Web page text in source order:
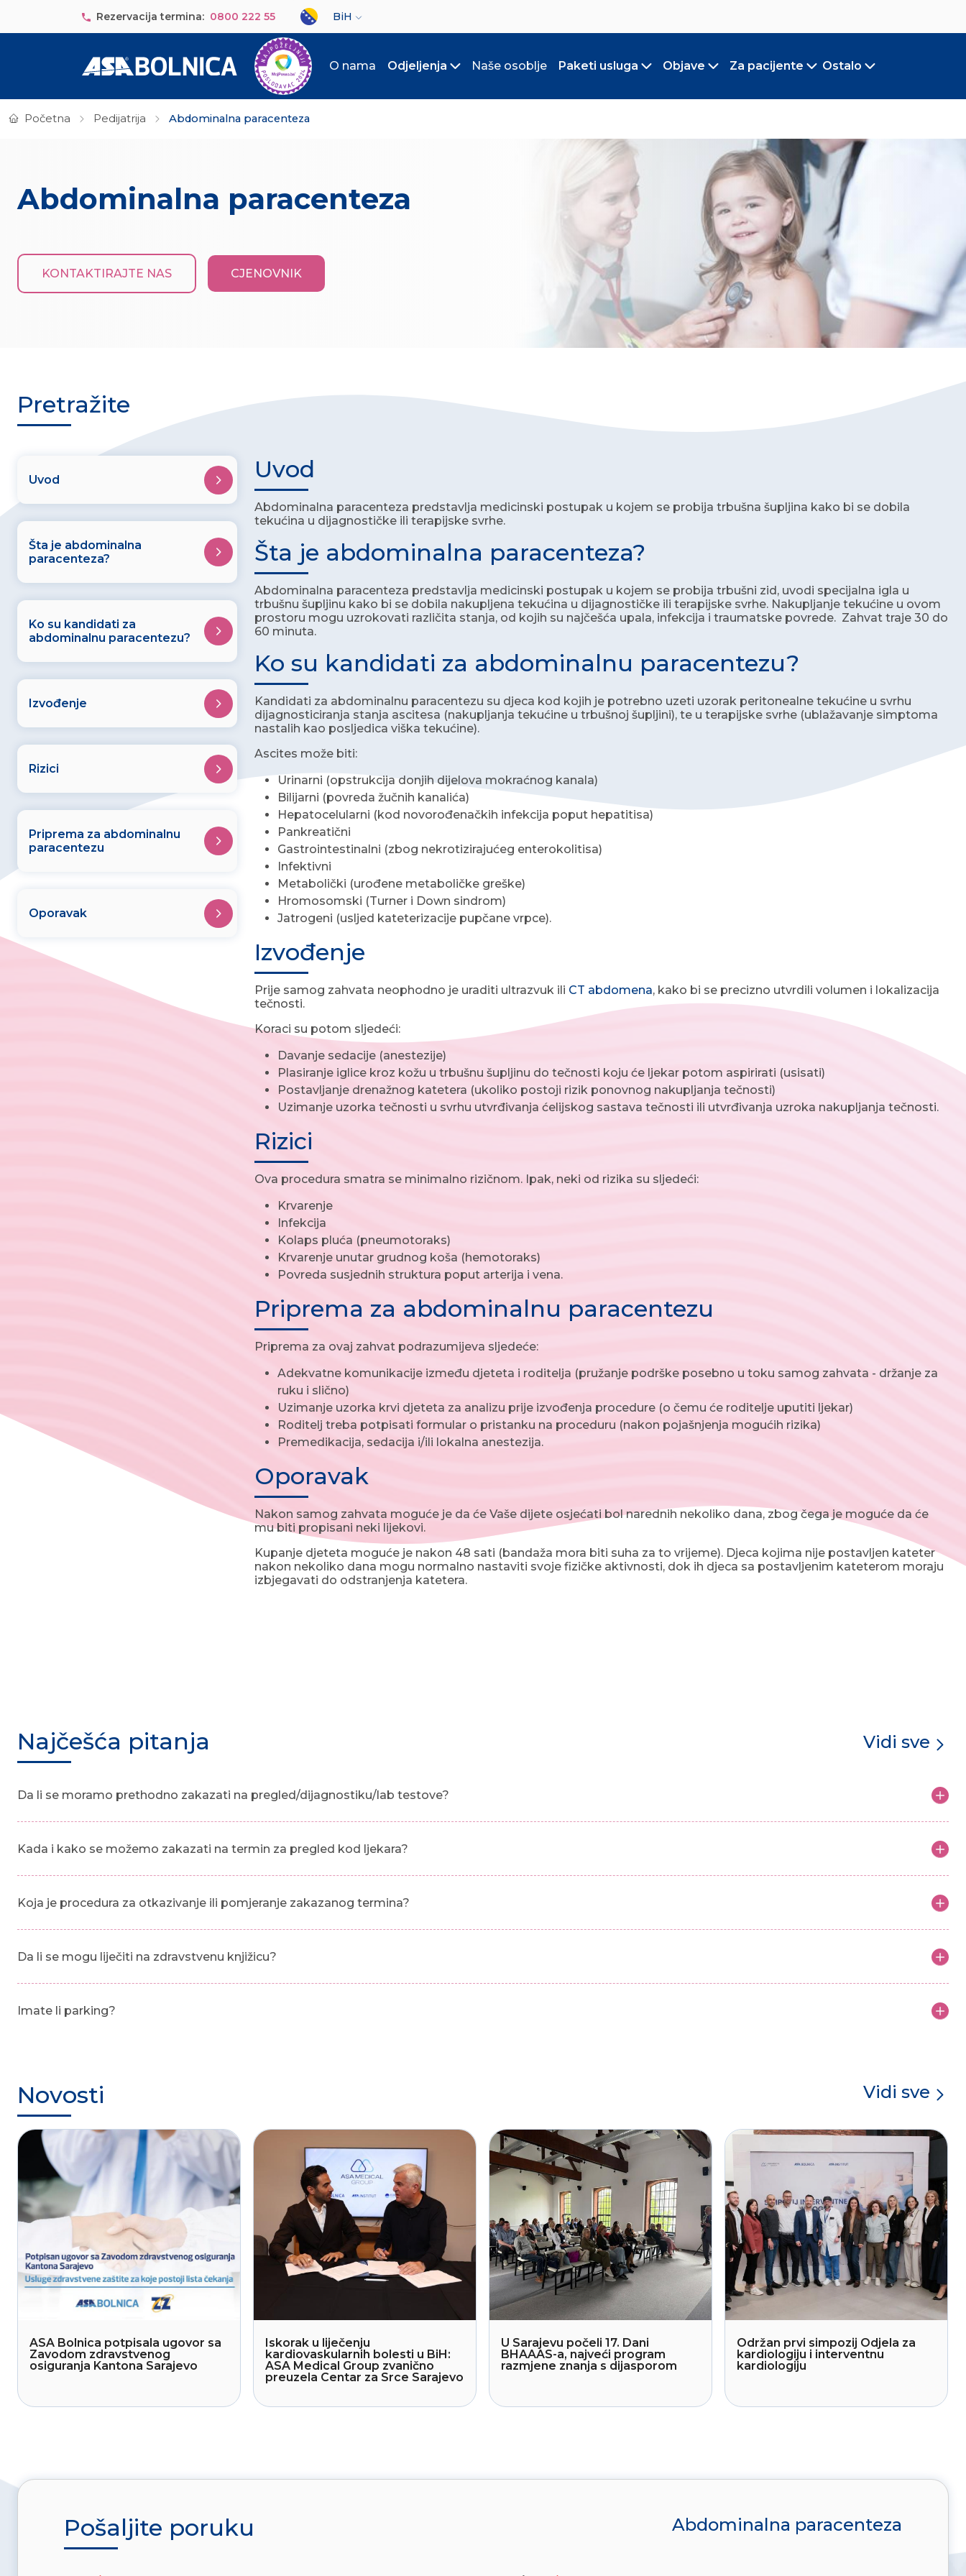
Rezervacija termina: 0800 222 55
Select your language
BiH
O nama Odjeljenja
Toggle submenu
Naše osoblje Paketi usluga
Toggle submenu
Objave
Toggle submenu
Za pacijente
Toggle submenu
Ostalo
Toggle
Početna Pedijatrija Abdominalna paracenteza
Abdominalna paracenteza
KONTAKTIRAJTE NAS CJENOVNIK
Pretražite
Uvod
Šta je abdominalna
paracenteza?
Ko su kandidati za
abdominalnu paracentezu?
Izvođenje
Rizici
Priprema za abdominalnu
paracentezu
Oporavak
Uvod
Abdominalna paracenteza predstavlja medicinski postupak u kojem se probija trbušna šupljina kako bi se dobila
tekućina u dijagnostičke ili terapijske svrhe.
Šta je abdominalna paracenteza?
Abdominalna paracenteza predstavlja medicinski postupak u kojem se probija trbušni zid, uvodi specijalna igla u
trbušnu šupljinu kako bi se dobila nakupljena tekućina u dijagnostičke ili terapijske svrhe. Nakupljanje tekućine u ovom
prostoru mogu uzrokovati različita stanja, od kojih su najčešća upala, infekcija i traumatske povrede. Zahvat traje 30 do
60 minuta.
Ko su kandidati za abdominalnu paracentezu?
Kandidati za abdominalnu paracentezu su djeca kod kojih je potrebno uzeti uzorak peritonealne tekućine u svrhu
dijagnosticiranja stanja ascitesa (nakupljanja tekućine u trbušnoj šupljini), te u terapijske svrhe (ublažavanje simptoma
nastalih kao posljedica viška tekućine).
Ascites može biti:
Urinarni (opstrukcija donjih dijelova mokraćnog kanala)
Bilijarni (povreda žučnih kanalića)
Hepatocelularni (kod novorođenačkih infekcija poput hepatitisa)
Pankreatični
Gastrointestinalni (zbog nekrotizirajućeg enterokolitisa)
Infektivni
Metabolički (urođene metaboličke greške)
Hromosomski (Turner i Down sindrom)
Jatrogeni (usljed kateterizacije pupčane vrpce).
Izvođenje
Prije samog zahvata neophodno je uraditi ultrazvuk ili CT abdomena, kako bi se precizno utvrdili volumen i lokalizacija
tečnosti.
Koraci su potom sljedeći:
Davanje sedacije (anestezije)
Plasiranje iglice kroz kožu u trbušnu šupljinu do tečnosti koju će ljekar potom aspirirati (usisati)
Postavljanje drenažnog katetera (ukoliko postoji rizik ponovnog nakupljanja tečnosti)
Uzimanje uzorka tečnosti u svrhu utvrđivanja ćelijskog sastava tečnosti ili utvrđivanja uzroka nakupljanja tečnosti.
Rizici
Ova procedura smatra se minimalno rizičnom. Ipak, neki od rizika su sljedeći:
Krvarenje
Infekcija
Kolaps pluća (pneumotoraks)
Krvarenje unutar grudnog koša (hemotoraks)
Povreda susjednih struktura poput arterija i vena.
Priprema za abdominalnu paracentezu
Priprema za ovaj zahvat podrazumijeva sljedeće:
Adekvatne komunikacije između djeteta i roditelja (pružanje podrške posebno u toku samog zahvata - držanje za
ruku i slično)
Uzimanje uzorka krvi djeteta za analizu prije izvođenja procedure (o čemu će roditelje uputiti ljekar)
Roditelj treba potpisati formular o pristanku na proceduru (nakon pojašnjenja mogućih rizika)
Premedikacija, sedacija i/ili lokalna anestezija.
Oporavak
Nakon samog zahvata moguće je da će Vaše dijete osjećati bol narednih nekoliko dana, zbog čega je moguće da će
mu biti propisani neki lijekovi.
Kupanje djeteta moguće je nakon 48 sati (bandaža mora biti suha za to vrijeme). Djeca kojima nije postavljen kateter
nakon nekoliko dana mogu normalno nastaviti svoje fizičke aktivnosti, dok ih djeca sa postavljenim kateterom moraju
izbjegavati do odstranjenja katetera.
Najčešća pitanja Vidi sve
Da li se moramo prethodno zakazati na pregled/dijagnostiku/lab testove?
Kada i kako se možemo zakazati na termin za pregled kod ljekara?
Koja je procedura za otkazivanje ili pomjeranje zakazanog termina?
Da li se mogu liječiti na zdravstvenu knjižicu?
Imate li parking?
Novosti Vidi sve
ASA Bolnica potpisala ugovor sa
Zavodom zdravstvenog
osiguranja Kantona Sarajevo
Iskorak u liječenju
kardiovaskularnih bolesti u BiH:
ASA Medical Group zvanično
preuzela Centar za Srce Sarajevo
U Sarajevu počeli 17. Dani
BHAAAS-a, najveći program
razmjene znanja s dijasporom
Održan prvi simpozij Odjela za
kardiologiju i interventnu
kardiologiju
Pošaljite poruku Abdominalna paracenteza